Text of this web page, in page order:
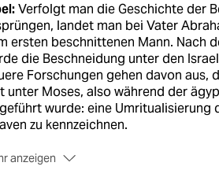
Verfolgt man die Geschichte der
landet man bei Vater
ersten beschnittenen Mann. Nach
die Beschneidung unter den
Forschungen gehen davon aus,
unter Moses, also während der
wurde: eine Umritualisierung
zu kennzeichnen.
anzeigen